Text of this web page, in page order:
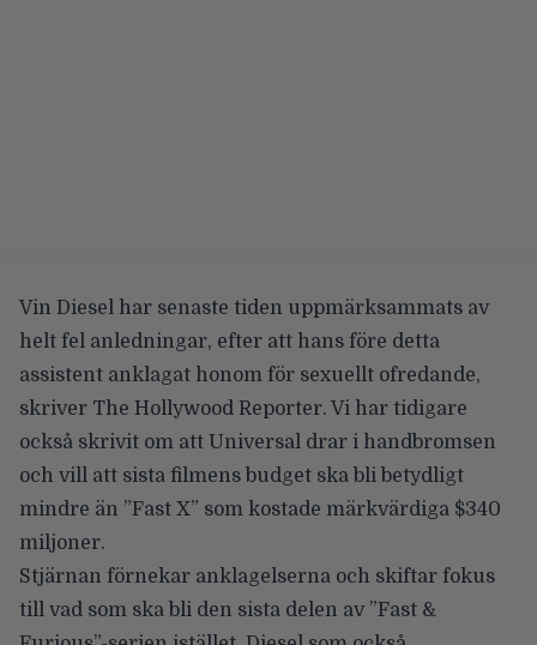
Vin Diesel har senaste tiden uppmärksammats av
helt fel anledningar, efter att hans före detta
assistent anklagat honom för sexuellt ofredande,
skriver The Hollywood Reporter. Vi har tidigare
också skrivit om att Universal drar i handbromsen
och vill att sista filmens budget ska bli betydligt
mindre än ”Fast X” som kostade märkvärdiga $340
miljoner.
Stjärnan förnekar anklagelserna och skiftar fokus
till vad som ska bli den sista delen av ”Fast &